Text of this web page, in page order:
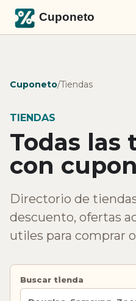
Cuponeto/Tiendas
TIENDAS
Todas las
con
Directorio de
descuento, ofertas
utiles para comprar
Buscar tienda